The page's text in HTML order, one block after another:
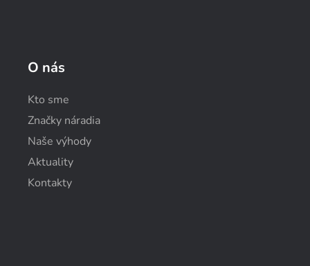
O nás
Kto sme
Značky náradia
Naše výhody
Aktuality
Kontakty